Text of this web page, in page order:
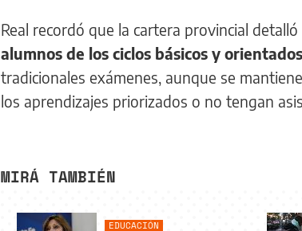
Real recordó que la cartera provincial
alumnos de los ciclos básicos y
tradicionales exámenes, aunque se
los aprendizajes priorizados o no tengan
MIRÁ TAMBIÉN
EDUCACIÓN